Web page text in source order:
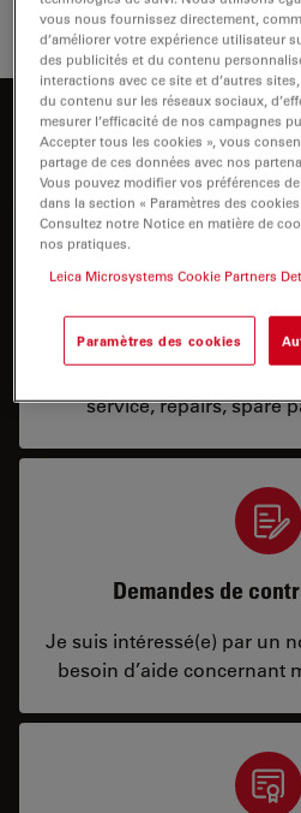
Comment pouvons-
Service &
service, repairs, spare
Demandes de
Je suis intéressé(e) par un
besoin d’aide concernant
vous nous fournissez directement,
d’améliorer votre expérience utilisateur
des publicités et du contenu
interactions avec ce site et d’autres
du contenu sur les réseaux sociaux,
mesurer l’efficacité de nos campagnes
Accepter tous les cookies », vous
partage de ces données avec nos
Vous pouvez modifier vos préférences
dans la section « Paramètres des
Consultez notre Notice en matière de
nos pratiques.
Leica Microsystems Cookie Partners
Paramètres des cookies